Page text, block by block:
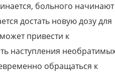
больного начинают
достать новую дозу для
привести к
наступления
обращаться к